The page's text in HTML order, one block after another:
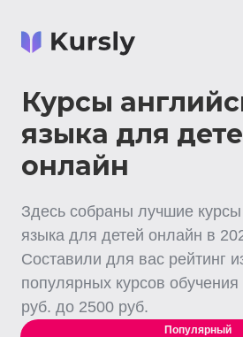
Курсы
языка для
онлайн
Здесь собраны лучшие
языка для детей онлайн в
Составили для вас рейтинг
популярных курсов обучения
руб. до 2500 руб.
Популярный